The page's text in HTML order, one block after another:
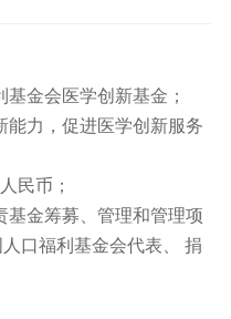
金会医学创新基金；
能力，促进医学创新服务
民币；
基金筹募、管理和管理项
口福利基金会代表、 捐